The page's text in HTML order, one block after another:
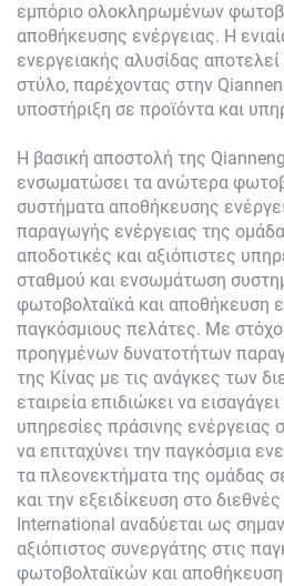
εμπόριο ολοκληρωμένων
αποθήκευσης ενέργειας. Η
ενεργειακής αλυσίδας
στύλο, παρέχοντας στην
υποστήριξη σε προϊόντα και
Η βασική αποστολή της
ενσωματώσει τα ανώτερα
συστήματα αποθήκευσης
παραγωγής ενέργειας της
αποδοτικές και αξιόπιστες
σταθμού και ενσωμάτωση
φωτοβολταϊκά και αποθήκευση
παγκόσμιους πελάτες. Με
προηγμένων δυνατοτήτων
της Κίνας με τις ανάγκες των
εταιρεία επιδιώκει να
υπηρεσίες πράσινης ενέργειας
να επιταχύνει την παγκόσμια
τα πλεονεκτήματα της ομάδας
και την εξειδίκευση στο
International αναδύεται ως
αξιόπιστος συνεργάτης στις
φωτοβολταϊκών και